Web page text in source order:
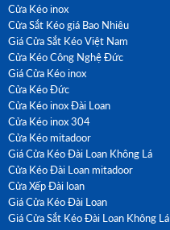
Cửa Kéo inox
Cửa Sắt Kéo giá Bao Nhiêu
Giá Cửa Sắt Kéo Việt Nam
Cửa Kéo Công Nghệ Đức
Giá Cửa Kéo inox
Cửa Kéo Đức
Cửa Kéo inox Đài Loan
Cửa Kéo inox 304
Cửa Kéo mitadoor
Giá Cửa Kéo Đài Loan Không Lá
Cửa Kéo Đài Loan mitadoor
Cửa Xếp Đài loan
Giá Cửa Kéo Đài Loan
Giá Cửa Sắt Kéo Đài Loan Không Lá